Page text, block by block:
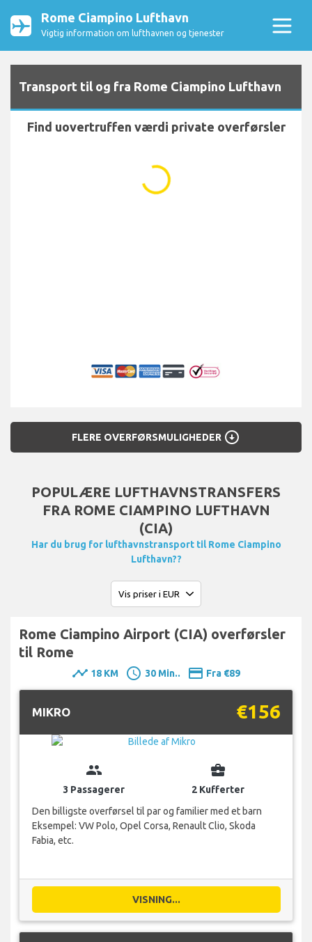
Rome Ciampino Lufthavn
Vigtig information om lufthavnen og tjenester
Transport til og fra Rome Ciampino Lufthavn
Find uovertruffen værdi private overførsler
FLERE OVERFØRSMULIGHEDER arrow_circle_down
POPULÆRE LUFTHAVNSTRANSFERS
FRA ROME CIAMPINO LUFTHAVN
(CIA)
Har du brug for lufthavnstransport til Rome Ciampino
Lufthavn??
Rome Ciampino Airport (CIA) overførsler
til Rome
timeline 18 KM schedule 30 Min.. payment Fra €89
MIKRO €156
group
3 Passagerer
business_center
2 Kufferter
Den billigste overførsel til par og familier med et barn
Eksempel: VW Polo, Opel Corsa, Renault Clio, Skoda
Fabia, etc.
VISNING...